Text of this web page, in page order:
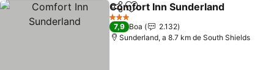
PartilharAdicionar aos favoritos
Comfort Inn Sunderland
3 Estrelas
7,9 Boa
2.132
Sunderland, a 8.7 km de South Shields